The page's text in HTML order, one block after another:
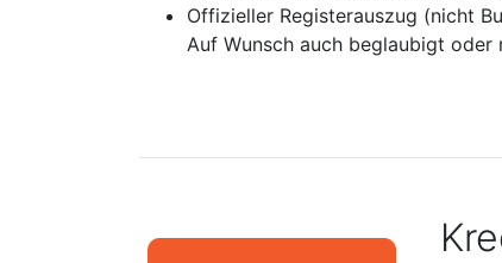
Offizieller Registerauszug (nicht
Auf Wunsch auch beglaubigt oder